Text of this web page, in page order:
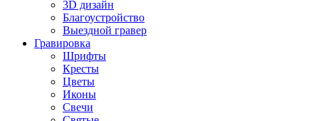
3D дизайн
Благоустройство
Выездной гравер
Гравировка
Шрифты
Кресты
Цветы
Иконы
Свечи